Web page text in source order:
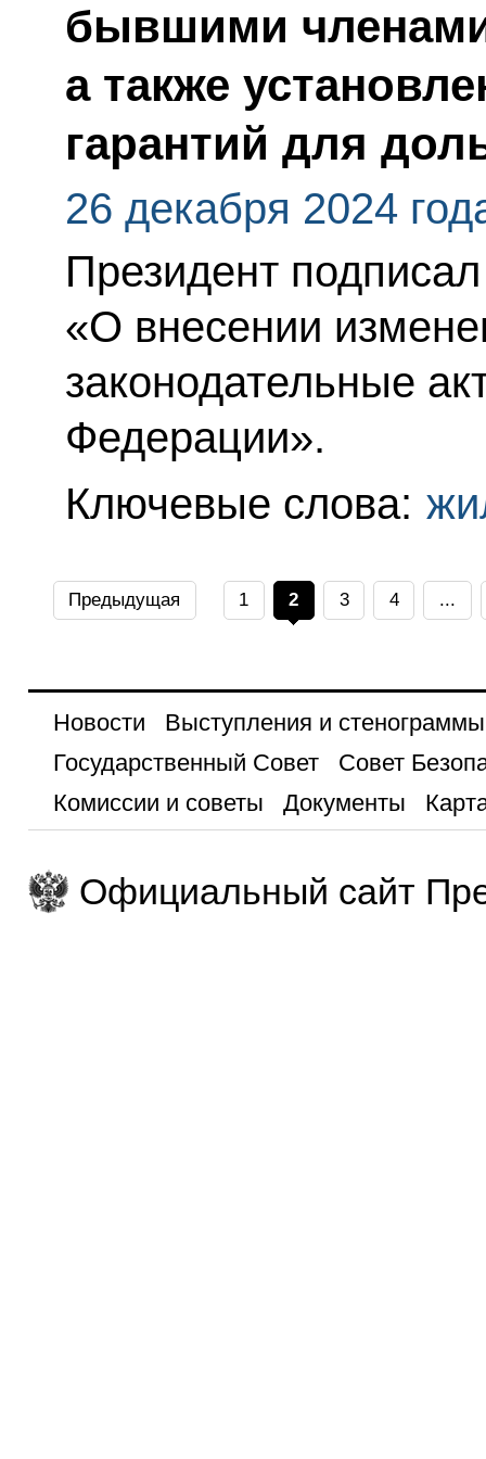
бывшими
а также
гарантий для
26 декабря 2024
Президент
«О внесении
законодательные
Федерации».
Ключевые слова:
Предыдущая 1 2 3 4 ...
Новости
Выступления и стенограммы
Государственный Совет
Совет
Комиссии и советы
Документы
Официальный сайт